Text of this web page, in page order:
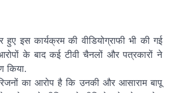
इस कार्यक्रम की वीडियोग्राफी भी की गई
के बाद कई टीवी चैनलों और पत्रकारों ने
किया.
का आरोप है कि उनकी और आसाराम बापू